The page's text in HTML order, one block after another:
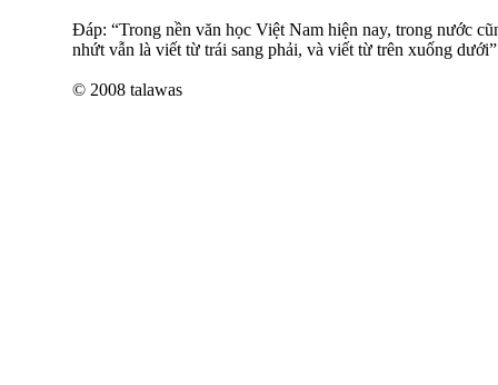
Đáp: “Trong nền văn học Việt Nam hiện nay, trong nước
nhứt vẫn là viết từ trái sang phải, và viết từ trên xuống
© 2008 talawas